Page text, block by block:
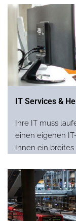
IT Services &
Ihre IT muss
einen eigenen
Ihnen ein breites